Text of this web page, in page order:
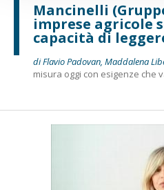
Mancinelli
imprese agricole
capacità di
di Flavio Padovan, Maddalena
misura oggi con esigenze che